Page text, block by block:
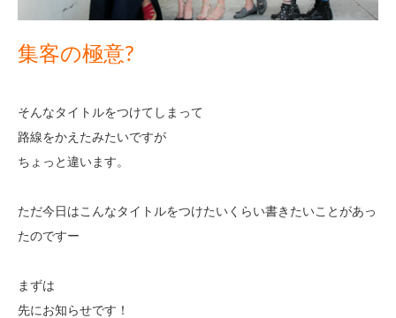
集客の極意?
そんなタイトルをつけてしまって
路線をかえたみたいですが
ちょっと違います。
ただ今日はこんなタイトルをつけたいくらい書きたいことがあっ
たのですー
まずは
先にお知らせです！